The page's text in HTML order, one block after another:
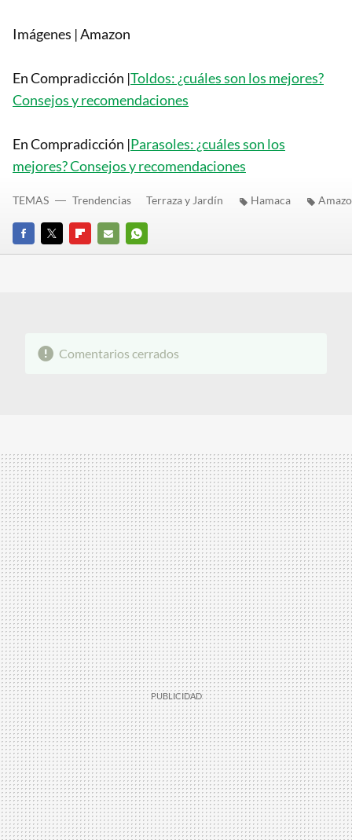
Imágenes | Amazon
En Compradicción |Toldos: ¿cuáles son los mejores?
Consejos y recomendaciones
En Compradicción |Parasoles: ¿cuáles son los
mejores? Consejos y recomendaciones
FACEBOOK
TWITTERFLIPBOARD
E-
WHATSAPP
TEMAS Trendencias Terraza y Jardín Hamaca
Comentarios cerrados